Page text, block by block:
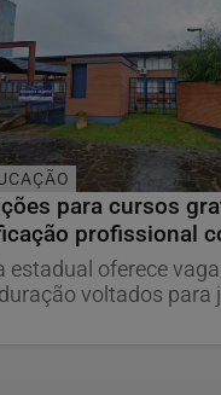
para cursos
profissional
estadual oferece
voltados para